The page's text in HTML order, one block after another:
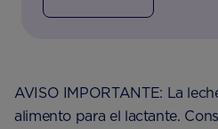
AVISO IMPORTANTE: La
alimento para el lactante.